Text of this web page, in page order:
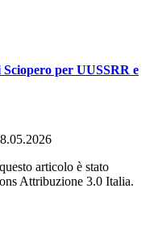
per UUSSRR e
articolo è stato
Attribuzione 3.0 Italia.